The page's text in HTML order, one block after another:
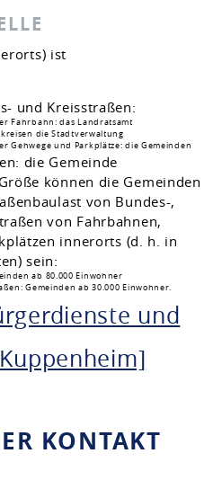
ist
und Kreisstraßen:
Fahrbahn: das Landratsamt
die Stadtverwaltung
Gehwege und Parkplätze: die Gemeinden
die Gemeinde
können die Gemeinden
von Bundes-,
von Fahrbahnen,
innerorts (d. h. in
sein:
ab 80.000 Einwohner
Gemeinden ab 30.000 Einwohner.
und
KONTAKT